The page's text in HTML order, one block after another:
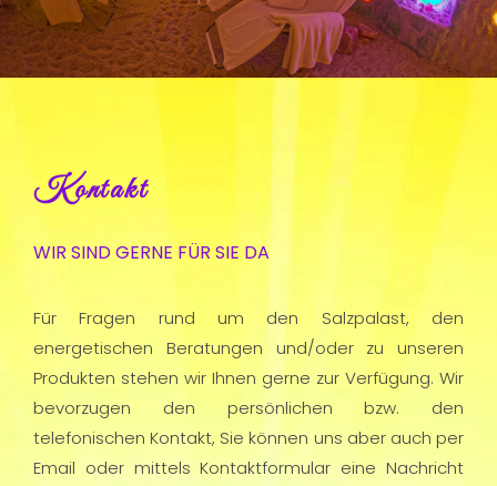
Kontakt
WIR SIND GERNE FÜR SIE DA
Für Fragen rund um den Salzpalast, den
energetischen Beratungen und/oder zu unseren
Produkten stehen wir Ihnen gerne zur Verfügung. Wir
bevorzugen den persönlichen bzw. den
telefonischen Kontakt, Sie können uns aber auch per
Email oder mittels Kontaktformular eine Nachricht